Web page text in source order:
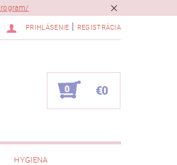
PRIHLÁSENIE REGISTRÁCIA
0 €0
HYGIENA